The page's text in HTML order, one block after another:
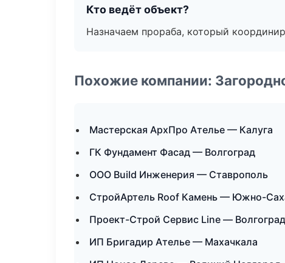
Кто ведёт объект?
Назначаем прораба, который
Похожие компании:
Мастерская АрхПро Ателье — Калуга
ГК Фундамент Фасад — Волгоград
ООО Build Инженерия — Ставрополь
СтройАртель Roof Камень — Южно-
Проект-Строй Сервис Line — Волгоград
ИП Бригадир Ателье — Махачкала